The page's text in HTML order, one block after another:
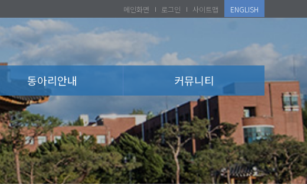
메인화면 로그인 사이트맵 ENGLISH
동아리안내 커뮤니티